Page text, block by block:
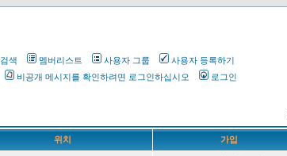
검색 멤버리스트 사용자 그룹
사용자 등록하기
비공개 메시지를 확인하려면 로그인하십시오 로그인
위치 가입